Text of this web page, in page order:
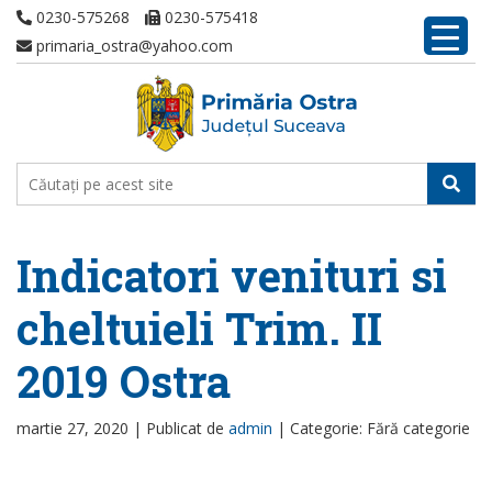
0230-575268
0230-575418
primaria_ostra@yahoo.com
Indicatori venituri si
cheltuieli Trim. II
2019 Ostra
martie 27, 2020 | Publicat de admin | Categorie: Fără categorie